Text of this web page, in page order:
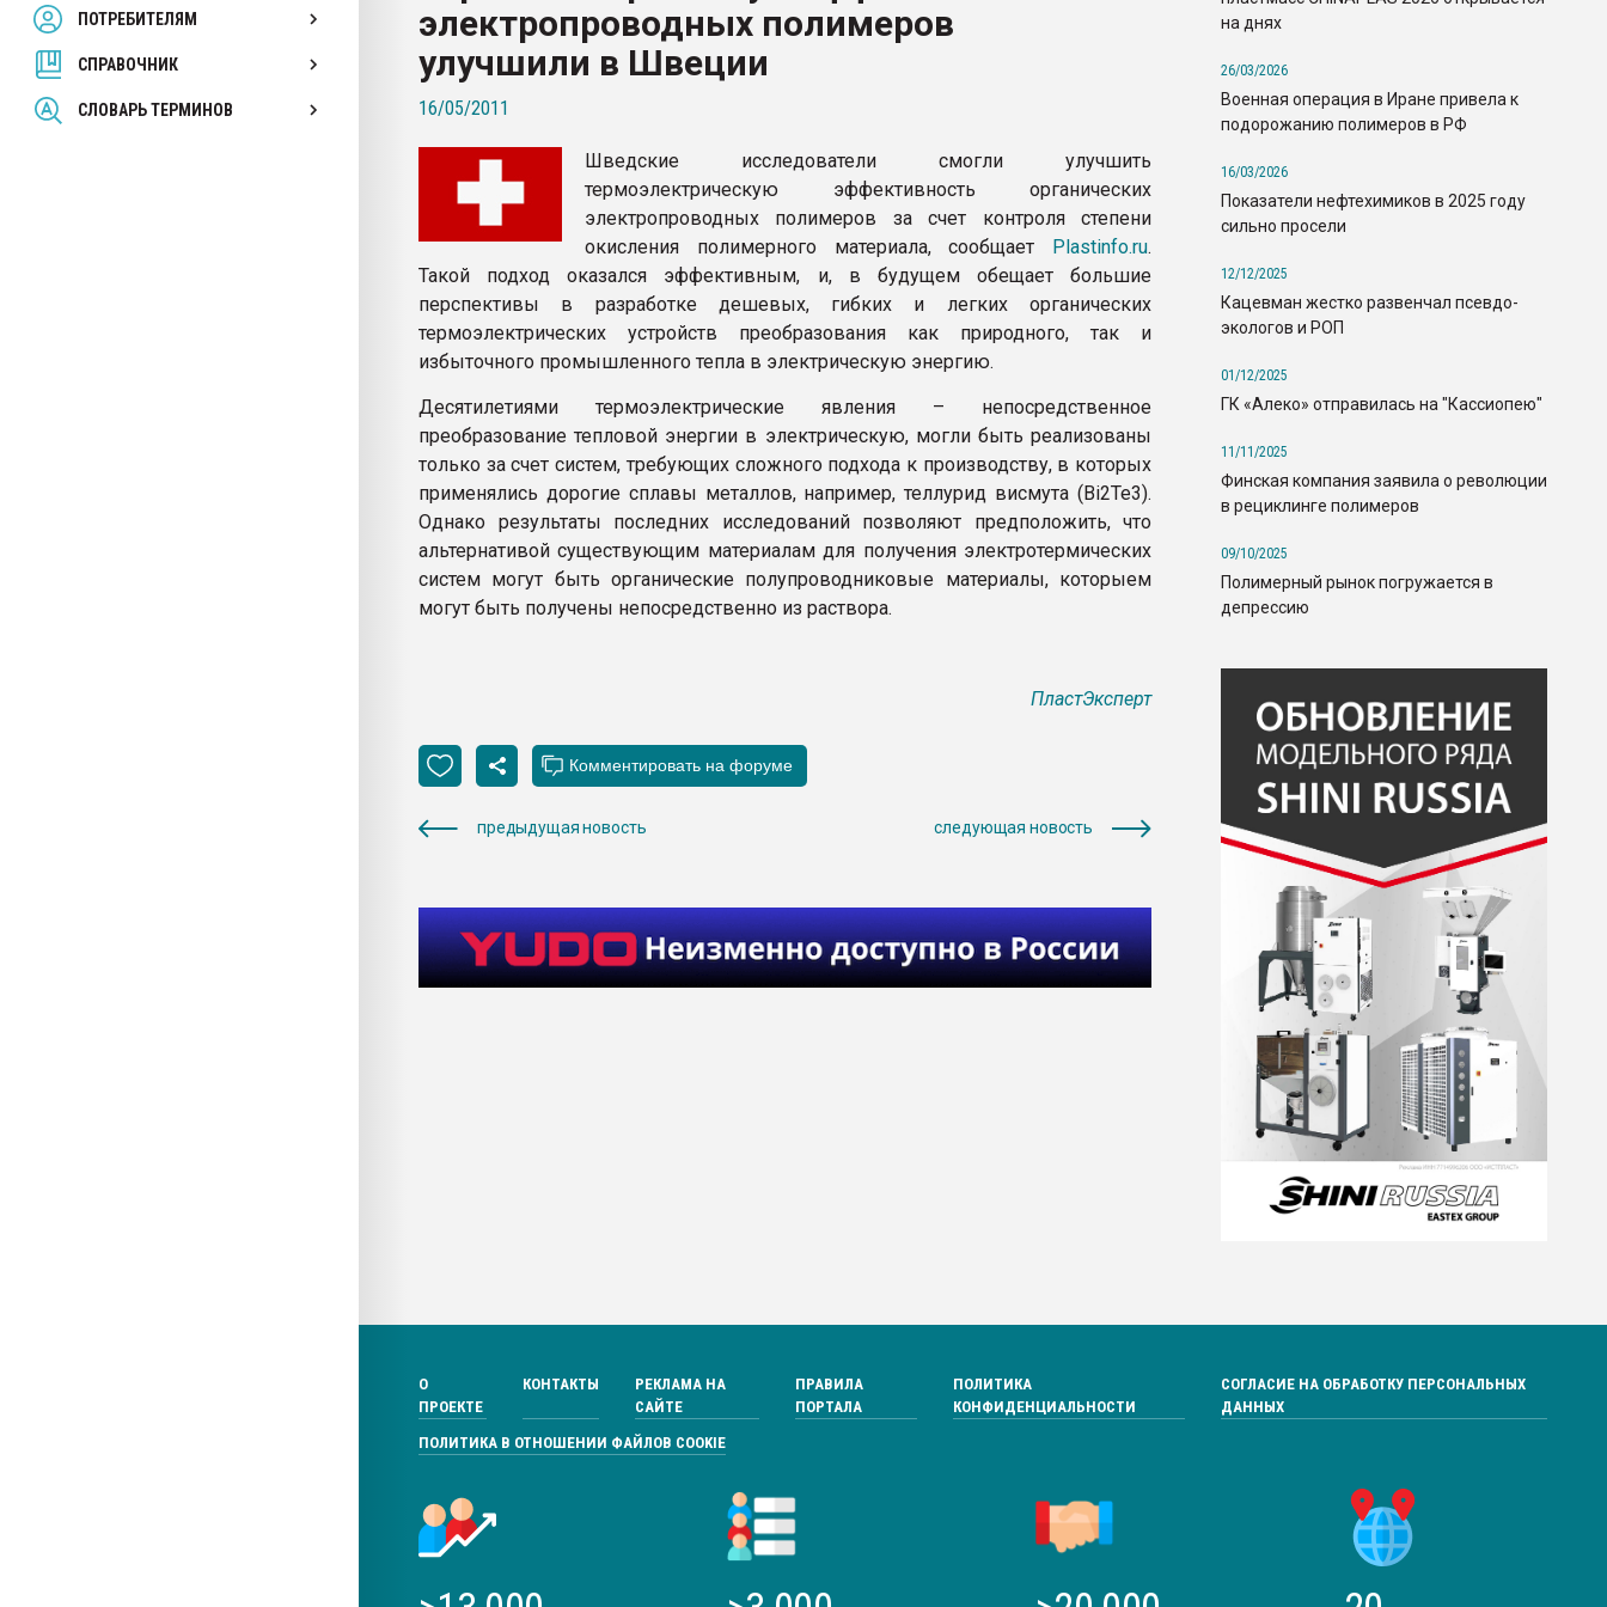
ПОТРЕБИТЕЛЯМ
СПРАВОЧНИК
СЛОВАРЬ ТЕРМИНОВ
Armaloy PC/ABS-1IM черный цвет
ПЕРЕЙТИ НА ФОРУМ
электропроводных полимеров
улучшили в Швеции
16/05/2011
Шведские исследователи смогли улучшить
термоэлектрическую эффективность органических
электропроводных полимеров за счет контроля степени
окисления полимерного материала, сообщает
Plastinfo.ru.
Такой подход оказался эффективным, и, в будущем обещает большие
перспективы в разработке дешевых, гибких и легких органических
термоэлектрических устройств преобразования как природного, так и
избыточного промышленного тепла в электрическую энергию.
Десятилетиями термоэлектрические явления – непосредственное
преобразование тепловой энергии в электрическую, могли быть реализованы
только за счет систем, требующих сложного подхода к производству, в которых
применялись дорогие сплавы металлов, например, теллурид висмута (Bi2Te3).
Однако результаты последних исследований позволяют предположить, что
альтернативой существующим материалам для получения электротермических
систем могут быть органические полупроводниковые материалы, которыем
могут быть получены непосредственно из раствора.
ПластЭксперт
предыдущая новость следующая новость
на днях
26/03/2026
Военная операция в Иране привела к
подорожанию полимеров в РФ
16/03/2026
Показатели нефтехимиков в 2025 году
сильно просели
12/12/2025
Кацевман жестко развенчал псевдо-
экологов и РОП
01/12/2025
ГК «Алеко» отправилась на "Кассиопею"
11/11/2025
Финская компания заявила о революции
в рециклинге полимеров
09/10/2025
Полимерный рынок погружается в
депрессию
О
ПРОЕКТЕ
КОНТАКТЫ
РЕКЛАМА НА
САЙТЕ
ПРАВИЛА
ПОРТАЛА
ПОЛИТИКА
КОНФИДЕНЦИАЛЬНОСТИ
СОГЛАСИЕ НА ОБРАБОТКУ ПЕРСОНАЛЬНЫХ
ДАННЫХ
ПОЛИТИКА В ОТНОШЕНИИ ФАЙЛОВ COOKIE